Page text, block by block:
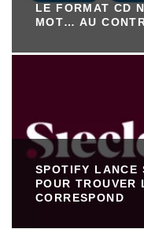
LE FORMAT CD
MOT… AU
SPOTIFY LANCE
POUR TROUVER
CORRESPOND